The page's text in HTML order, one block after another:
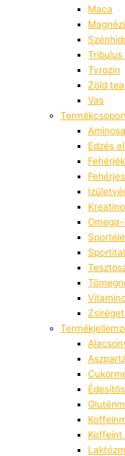
Maca
Tyrozin
Zöld
Vas
Edzés